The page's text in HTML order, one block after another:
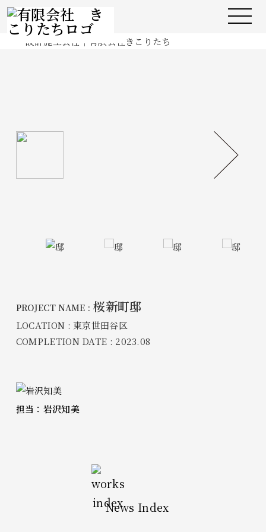
施工実績Works
PROJECT NAME : 桜新町邸
LOCATION : 東京世田谷区
COMPLETION DATE : 2023.08
担当：岩沢知美
News Index